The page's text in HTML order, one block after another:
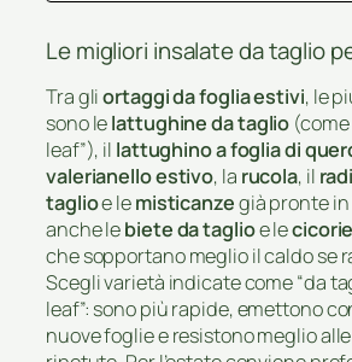
Le migliori insalate da taglio
Tra gliortaggi da foglia estivi, le
sono lelattughine da taglio
leaf”), il lattughino a foglia di
valerianello estivo, la rucola, il
taglioe lemisticanzegià pronte
anche lebiete da taglioe le
che sopportano meglio il caldo se
Scegli varietà indicate come “da
leaf”: sono più rapide, emettono
nuove foglie e resistono meglio